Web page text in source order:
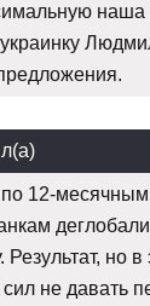
наша
по 12-
Результат, но в
не давать